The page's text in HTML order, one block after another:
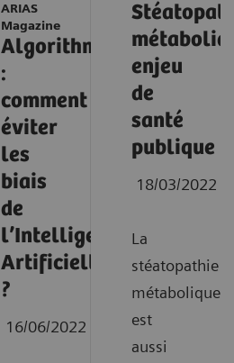
ARIAS
Magazine
Algorithmes
:
comment
éviter
les
biais
de
l’Intelligence
Artificielle
?
16/06/2022
enjeu
de
santé
publique
18/03/2022
La
stéatopathie
métabolique
est
aussi